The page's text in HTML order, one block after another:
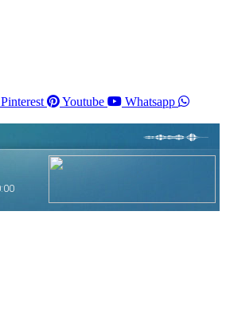
Pinterest Youtube Whatsapp